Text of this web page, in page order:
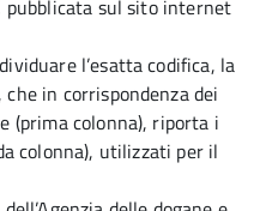
pubblicata sul sito internet
l’esatta codifica, la
in corrispondenza dei
(prima colonna), riporta i
colonna), utilizzati per il